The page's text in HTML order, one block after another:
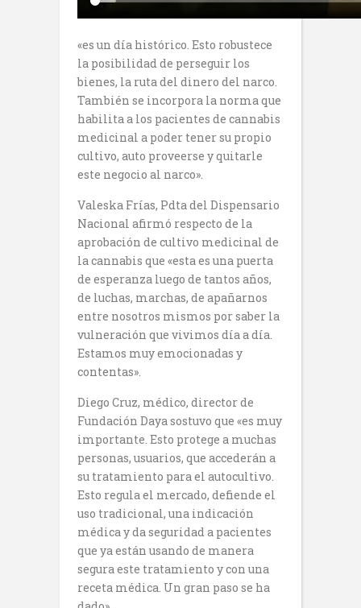
«es un día histórico. Esto robustece
la posibilidad de perseguir los
bienes, la ruta del dinero del narco.
También se incorpora la norma que
habilita a los pacientes de cannabis
medicinal a poder tener su propio
cultivo, auto proveerse y quitarle
este negocio al narco».
Valeska Frías, Pdta del Dispensario
Nacional afirmó respecto de la
aprobación de cultivo medicinal de
la cannabis que «esta es una puerta
de esperanza luego de tantos años,
de luchas, marchas, de apañarnos
entre nosotros mismos por saber la
vulneración que vivimos día a día.
Estamos muy emocionadas y
contentas».
Diego Cruz, médico, director de
Fundación Daya sostuvo que «es muy
importante. Esto protege a muchas
personas, usuarios, que accederán a
su tratamiento para el autocultivo.
Esto regula el mercado, defiende el
uso tradicional, una indicación
médica y da seguridad a pacientes
que ya están usando de manera
segura este tratamiento y con una
receta médica. Un gran paso se ha